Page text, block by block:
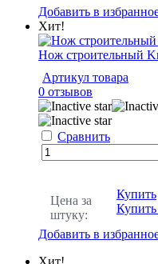
Добавить в
Хит!
Нож строительный
Артикул товара
0 отзывов
Сравнить
Цена за
штуку:
Купить
Добавить в
Хит!